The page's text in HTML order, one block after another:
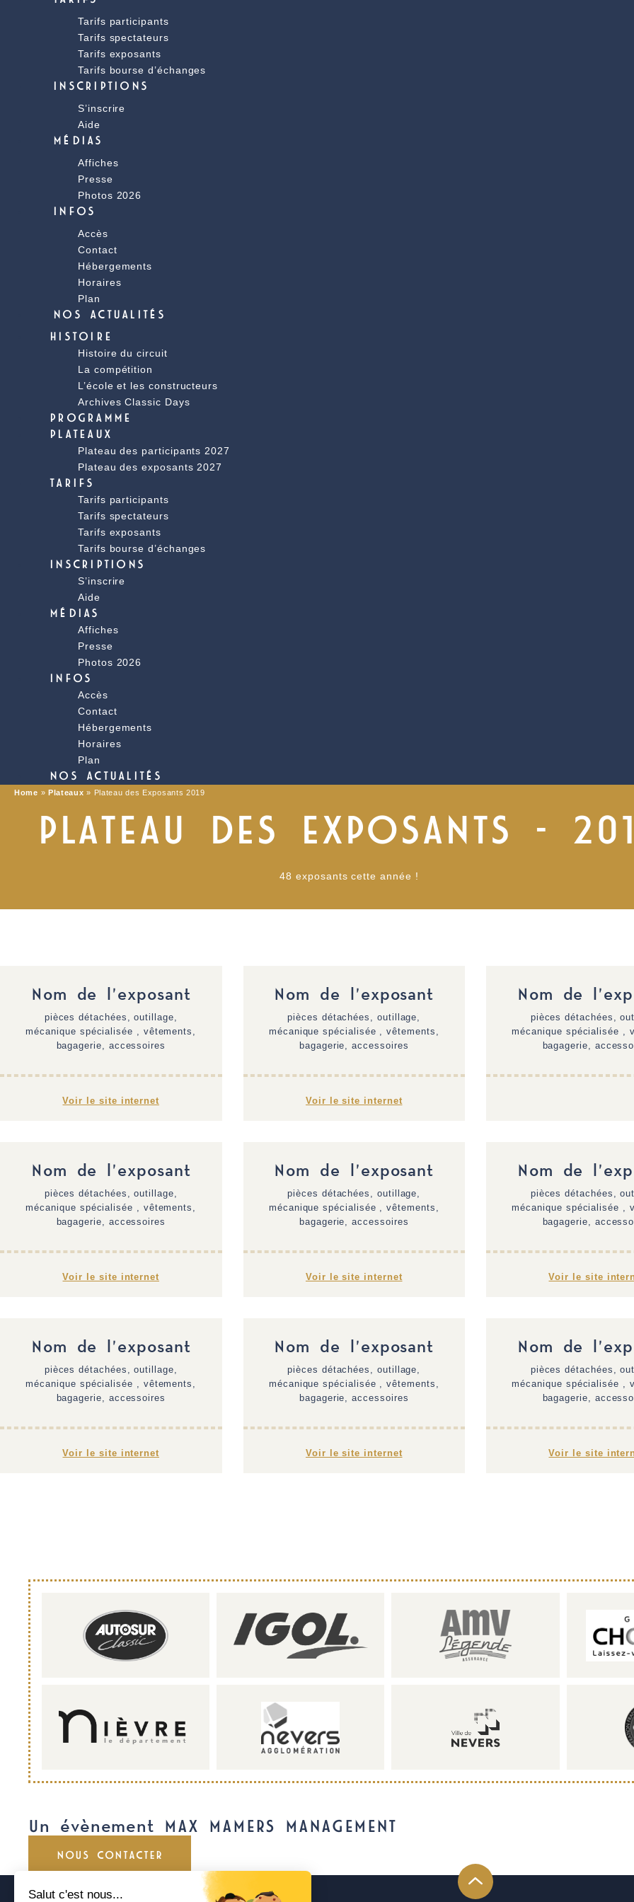
Tarifs participants
Tarifs spectateurs
Tarifs exposants
Tarifs bourse d’échanges
INSCRIPTIONS
S’inscrire
Aide
MÉDIAS
Affiches
Presse
Photos 2026
INFOS
Accès
Contact
Hébergements
Horaires
Plan
NOS ACTUALITÉS
HISTOIRE
Histoire du circuit
La compétition
L’école et les constructeurs
Archives Classic Days
PROGRAMME
PLATEAUX
Plateau des participants 2027
Plateau des exposants 2027
TARIFS
Tarifs participants
Tarifs spectateurs
Tarifs exposants
Tarifs bourse d’échanges
INSCRIPTIONS
S’inscrire
Aide
MÉDIAS
Affiches
Presse
Photos 2026
INFOS
Accès
Contact
Hébergements
Horaires
Plan
NOS ACTUALITÉS
Home » Plateaux » Plateau des Exposants 2019
PLATEAU DES EXPOSANTS -
48 exposants cette année !
Nom de l'exposant
pièces détachées, outillage,
mécanique spécialisée , vêtements,
bagagerie, accessoires
Voir le site internet
Nom de l'exposant
pièces détachées, outillage,
mécanique spécialisée , vêtements,
bagagerie, accessoires
Voir le site internet
Nom de
pièces détachées,
mécanique spécialisée ,
bagagerie,
Nom de l'exposant
pièces détachées, outillage,
mécanique spécialisée , vêtements,
bagagerie, accessoires
Voir le site internet
Nom de l'exposant
pièces détachées, outillage,
mécanique spécialisée , vêtements,
bagagerie, accessoires
Voir le site internet
Nom de
pièces détachées,
mécanique spécialisée ,
bagagerie,
Voir le site
Nom de l'exposant
pièces détachées, outillage,
mécanique spécialisée , vêtements,
bagagerie, accessoires
Voir le site internet
Nom de l'exposant
pièces détachées, outillage,
mécanique spécialisée , vêtements,
bagagerie, accessoires
Voir le site internet
Nom de
pièces détachées,
mécanique spécialisée ,
bagagerie,
Voir le site
Un évènement MAX MAMERS MANAGEMENT
NOUS CONTACTER